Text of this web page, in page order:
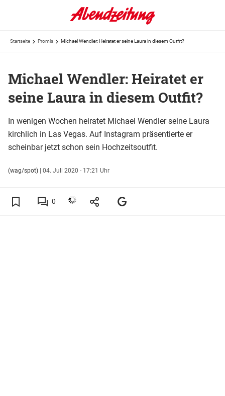
Startseite Promis Michael Wendler: Heiratet er seine Laura in diesem Outfit?
Michael Wendler: Heiratet er
seine Laura in diesem Outfit?
In wenigen Wochen heiratet Michael Wendler seine Laura
kirchlich in Las Vegas. Auf Instagram präsentierte er
scheinbar jetzt schon sein Hochzeitsoutfit.
(wag/spot) | 04. Juli 2020 - 17:21 Uhr
0